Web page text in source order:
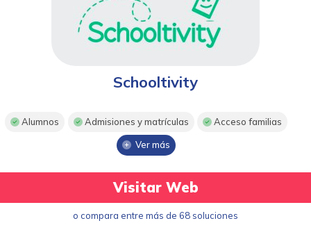
Schooltivity
Alumnos Admisiones y matrículas Acceso familias
Ver más
Visitar Web
o compara entre más de 68 soluciones